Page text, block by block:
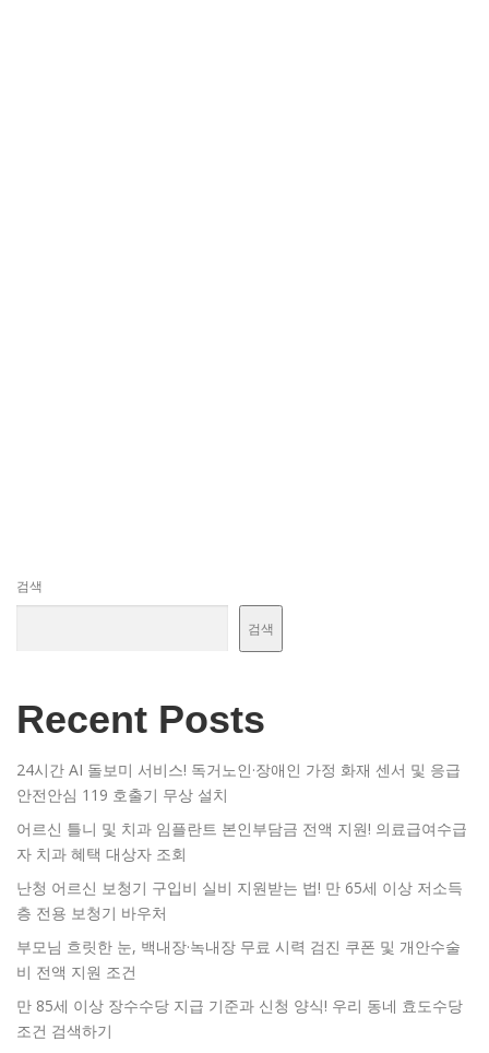
검색
검색
Recent Posts
24시간 AI 돌보미 서비스! 독거노인·장애인 가정 화재 센서 및 응급
안전안심 119 호출기 무상 설치
어르신 틀니 및 치과 임플란트 본인부담금 전액 지원! 의료급여수급
자 치과 혜택 대상자 조회
난청 어르신 보청기 구입비 실비 지원받는 법! 만 65세 이상 저소득
층 전용 보청기 바우처
부모님 흐릿한 눈, 백내장·녹내장 무료 시력 검진 쿠폰 및 개안수술
비 전액 지원 조건
만 85세 이상 장수수당 지급 기준과 신청 양식! 우리 동네 효도수당
조건 검색하기